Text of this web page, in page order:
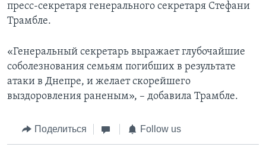
пресс-секретаря генерального секретаря Стефани
Трамбле.
«Генеральный секретарь выражает глубочайшие
соболезнования семьям погибших в результате
атаки в Днепре, и желает скорейшего
выздоровления раненым», – добавила Трамбле.
Поделиться Follow us